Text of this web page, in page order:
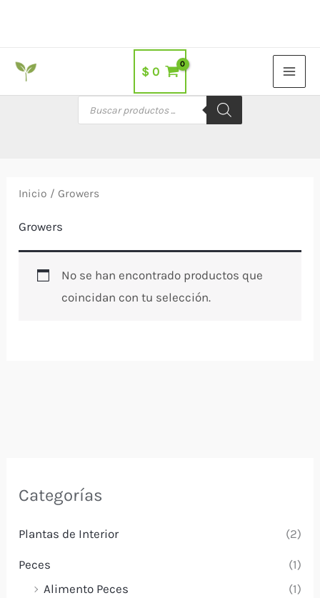
$0
Búsqueda
de
productos
Categorías
Plantas de Interior (2)
Peces
(1)
Alimento Peces
(1)
Inicio / Growers
Growers
No se han encontrado productos que
coincidan con tu selección.